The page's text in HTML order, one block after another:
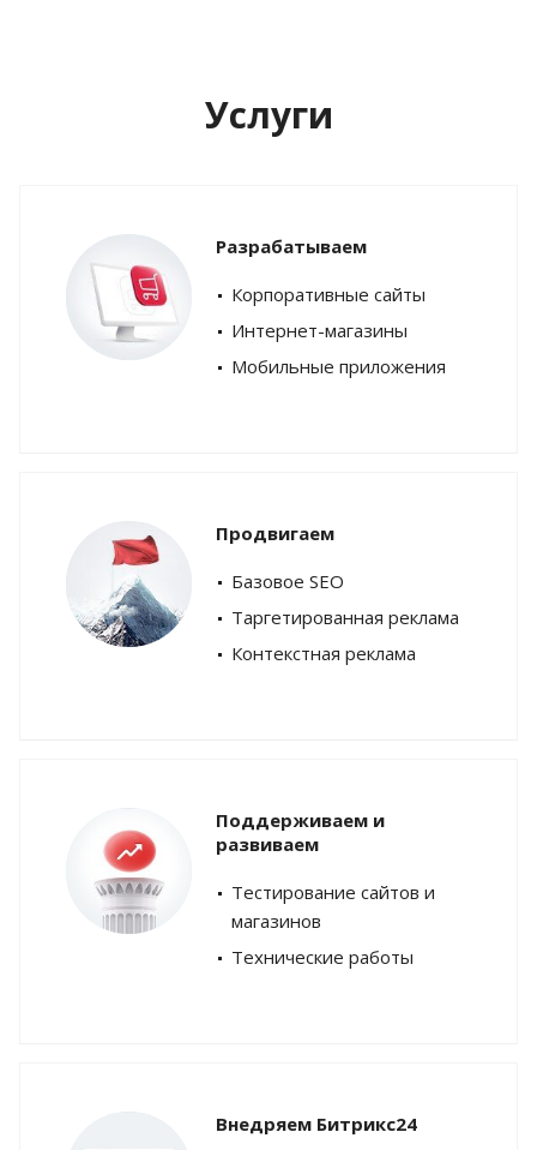
Услуги
Разрабатываем
Корпоративные сайты
Интернет-магазины
Мобильные приложения
Продвигаем
Базовое SEO
Таргетированная реклама
Контекстная реклама
Поддерживаем и
развиваем
Тестирование сайтов и
магазинов
Технические работы
Внедряем Битрикс24